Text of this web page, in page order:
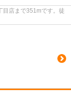
目店まで351mです。徒